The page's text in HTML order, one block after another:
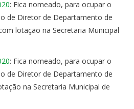
: Fica nomeado, para ocupar o
de Diretor de Departamento de
lotação na Secretaria Municipal
: Fica nomeado, para ocupar o
de Diretor de Departamento de
na Secretaria Municipal de